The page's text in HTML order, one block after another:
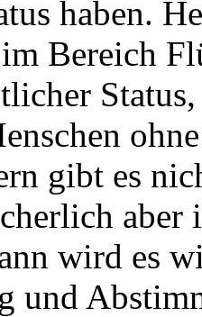
haben.
Bereich
gibt es
aber
wird es
und